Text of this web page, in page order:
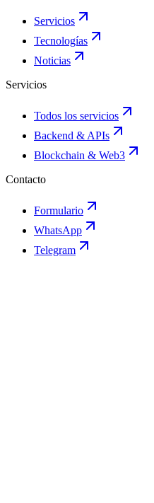
Servicios
Tecnologías
Noticias
Servicios
Todos los servicios
Backend & APIs
Blockchain & Web3
Contacto
Formulario
WhatsApp
Telegram